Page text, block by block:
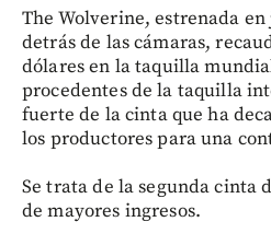
The Wolverine, estrenada
detrás de las cámaras,
dólares en la taquilla
procedentes de la taquilla
fuerte de la cinta que ha
los productores para una
Se trata de la segunda cinta
de mayores ingresos.